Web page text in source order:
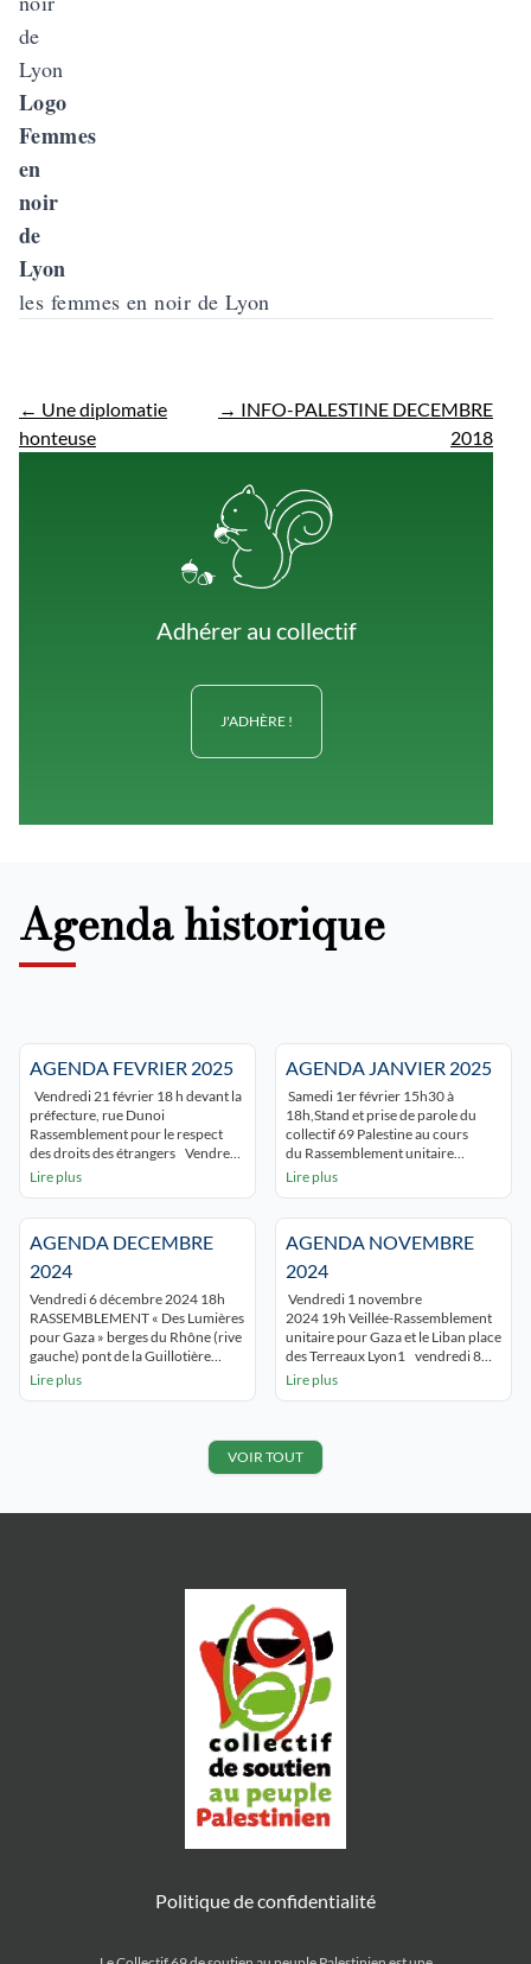
Logo
Femmes
en
noir
de
Lyon
les femmes en noir de Lyon
← Une diplomatie
honteuse
→ INFO-PALESTINE DECEMBRE
2018
Adhérer au collectif
J'ADHÈRE !
Agenda historique
AGENDA FEVRIER 2025
Vendredi 21 février 18 h devant la
préfecture, rue Dunoi
Rassemblement pour le respect
des droits des étrangers Vendredi
21 février 2025 à 16h en ligne
samedi 22 février 2025 15h
ATTENTION CHANGEMENT DE
Tobasi et Zoé Lafferty Lyon 4 […]
Lire plus
AGENDA JANVIER 2025
Samedi 1er février 15h30 à
18h,Stand et prise de parole du
collectif 69 Palestine au cours
du Rassemblement unitaire
« campagne désarmer Bolloré »
Lyon Évènement Facebook
samedi 18 janvier 10h30
Velin « Pour le peuple palestinien »
Place Guy Moquet 69 Vaulx-en-
Velin (TCL C3 « mas du […]
Lire plus
AGENDA DECEMBRE
2024
Vendredi 6 décembre 2024 18h
RASSEMBLEMENT « Des Lumières
pour Gaza » berges du Rhône (rive
gauche) pont de la Guillotière
LYON Samedi 7 décembre
interculturel de Décine tram T3
Lire plus
AGENDA NOVEMBRE
2024
Vendredi 1 novembre
2024 19h Veillée-Rassemblement
unitaire pour Gaza et le Liban place
des Terreaux Lyon1 vendredi 8
novembre 202419:00 conférence
Mutualité organisé par le comité
Palestine de Villefranche et l’UJFP
Lire plus
VOIR TOUT
Politique de confidentialité